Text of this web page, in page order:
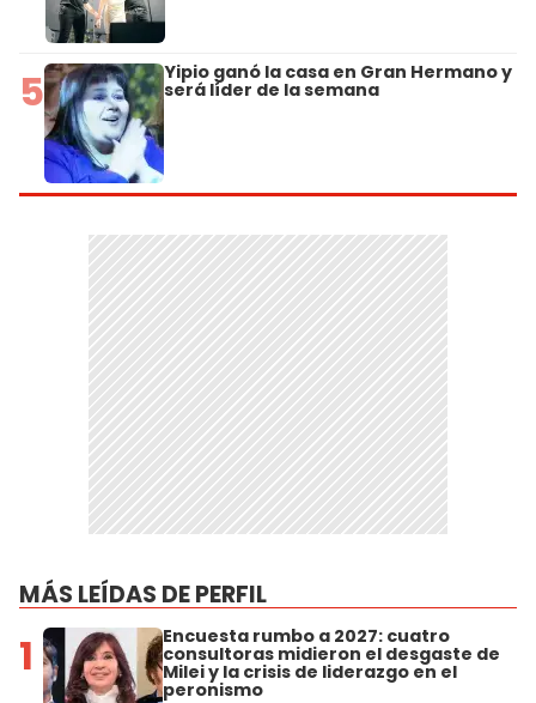
5 Yipio ganó la casa en Gran Hermano y
será líder de la semana
MÁS LEÍDAS DE PERFIL
1 Encuesta rumbo a 2027: cuatro
consultoras midieron el desgaste de
Milei y la crisis de liderazgo en el
peronismo